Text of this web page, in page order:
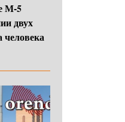
М-5
двух
человека